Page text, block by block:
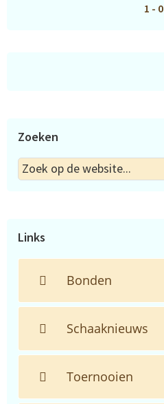
1 - 0
Zoeken
Zoek
op
Links
Bonden
Schaaknieuws
Toernooien